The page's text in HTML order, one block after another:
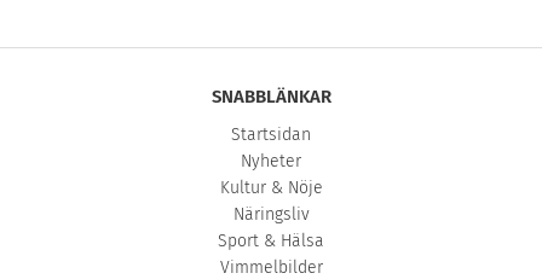
SNABBLÄNKAR
Startsidan
Nyheter
Kultur & Nöje
Näringsliv
Sport & Hälsa
Vimmelbilder